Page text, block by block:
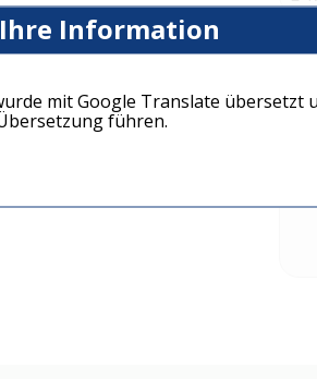
Information
mit Google Translate übersetzt
führen.